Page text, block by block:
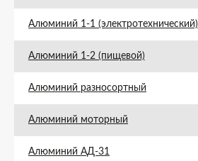
Алюминий 1-1 (электротехнический)
Алюминий 1-2 (пищевой)
Алюминий разносортный
Алюминий моторный
Алюминий АД-31